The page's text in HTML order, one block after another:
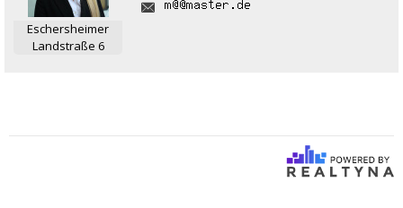
Eschersheimer
Landstraße 6